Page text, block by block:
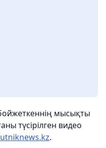
мысықты
түсірілген видео
.